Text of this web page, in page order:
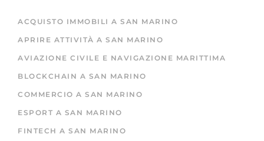
ACQUISTO IMMOBILI A SAN MARINO
APRIRE ATTIVITÀ A SAN MARINO
AVIAZIONE CIVILE E NAVIGAZIONE MARITTIMA
BLOCKCHAIN A SAN MARINO
COMMERCIO A SAN MARINO
ESPORT A SAN MARINO
FINTECH A SAN MARINO